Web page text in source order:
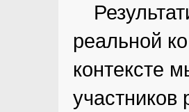
реальной
контексте
участников